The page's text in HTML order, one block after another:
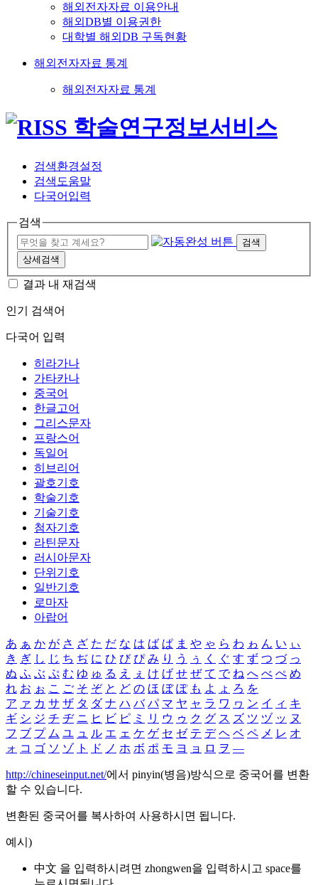
해외전자자료 이용안내
해외DB별 이용권한
대학별 해외DB 구독현황
해외전자자료 통계
해외전자자료 통계
검색환경설정
검색도움말
다국어입력
검색
검색
상세검색
결과 내 재검색
인기 검색어
다국어 입력
히라가나
가타카나
중국어
한글고어
그리스문자
프랑스어
독일어
히브리어
괄호기호
학술기호
기술기호
첨자기호
라틴문자
러시아문자
단위기호
일반기호
로마자
아랍어
あ ぁ か が さ ざ た だ な は ば ぱ ま や ゃ ら わ ゎ ん い ぃ
き ぎ し じ ち ぢ に ひ び ぴ み り う ぅ く ぐ す ず つ づ っ
ぬ ふ ぶ ぷ む ゆ ゅ る え ぇ け げ せ ぜ て で ね へ べ ぺ め
れ お ぉ こ ご そ ぞ と ど の ほ ぼ ぽ も よ ょ ろ を
ア ァ カ サ ザ タ ダ ナ ハ バ パ マ ヤ ャ ラ ワ ヮ ン イ ィ キ
ギ シ ジ チ ヂ ニ ヒ ビ ピ ミ リ ウ ゥ ク グ ス ズ ツ ヅ ッ ヌ
フ ブ プ ム ユ ュ ル エ ェ ケ ゲ セ ゼ テ デ ヘ ベ ペ メ レ オ
ォ コ ゴ ソ ゾ ト ド ノ ホ ボ ポ モ ヨ ョ ロ ヲ ―
http://chineseinput.net/에서 pinyin(병음)방식으로 중국어를 변환
할 수 있습니다.
변환된 중국어를 복사하여 사용하시면 됩니다.
예시)
中文 을 입력하시려면 zhongwen을 입력하시고 space를